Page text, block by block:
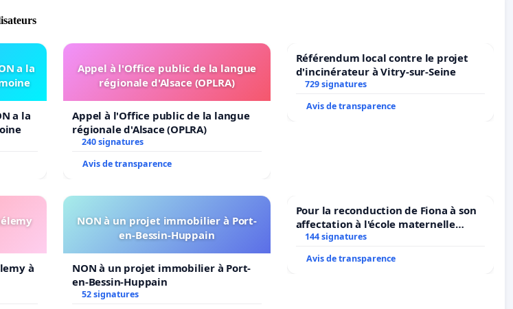
a la
a la
Appel à l'Office public de la langue
régionale d'Alsace (OPLRA)
Appel à l'Office public de la langue
régionale d'Alsace (OPLRA)
240 signatures
Avis de transparence
Référendum local contre le projet
d'incinérateur à Vitry-sur-Seine
729 signatures
Avis de transparence
à
NON à un projet immobilier à Port-
en-Bessin-Huppain
NON à un projet immobilier à Port-
en-Bessin-Huppain
52 signatures
Pour la reconduction de Fiona à son
affectation à l'école maternelle
LAMARTINE auprès de Léo N. en
144 signatures
Avis de transparence